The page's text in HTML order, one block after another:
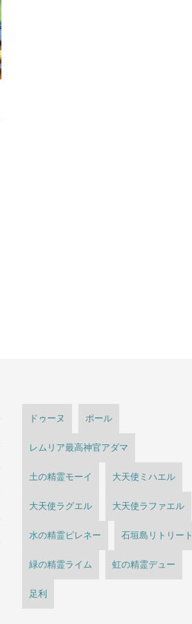
ドゥーヌ ポール
レムリア最高神官アダマ
土の精霊モーイ 大天使ミハエル
大天使ラグエル 大天使ラファエル
水の精霊ピレネー 石垣島リトリート
緑の精霊ライム 虹の精霊デュー
足利